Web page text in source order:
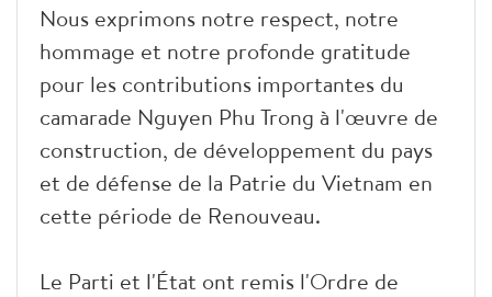
Nous exprimons notre respect, notre
hommage et notre profonde gratitude
pour les contributions importantes du
camarade Nguyen Phu Trong à l'œuvre de
construction, de développement du pays
et de défense de la Patrie du Vietnam en
cette période de Renouveau.
Le Parti et l'État ont remis l'Ordre de